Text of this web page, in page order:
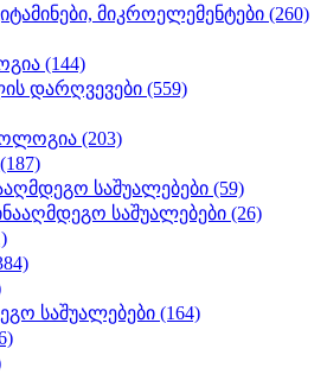
მიკროელემენტები (260)
(144)
დარღვევები (559)
(203)
(187)
საშუალებები (59)
საშუალებები (26)
საშუალებები (164)